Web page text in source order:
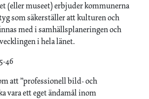
(eller museet) erbjuder kommunerna
som säkerställer att kulturen och
med i samhällsplaneringen och
i hela länet.
46
att ”professionell bild- och
vara ett eget ändamål inom